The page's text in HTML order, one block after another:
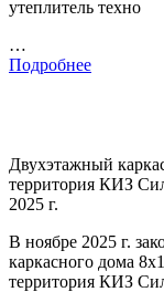
утеплитель техно
…
Подробнее
Двухэтажный
территория КИЗ
2025 г.
В ноябре 2025 г.
каркасного дома
территория КИЗ